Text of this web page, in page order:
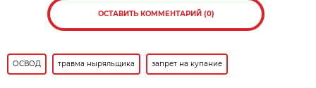
ОСТАВИТЬ КОММЕНТАРИЙ (0)
ОСВОД травма ныряльщика запрет на купание